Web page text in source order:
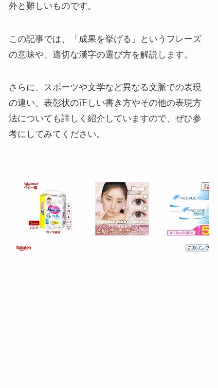
外と難しいものです。
この記事では、「成果を挙げる」というフレーズ
の意味や、適切な漢字の選び方を解説します。
さらに、スポーツや文学など異なる文脈での表現
の違い、表彰状の正しい書き方やその他の表現方
法についても詳しく紹介していますので、ぜひ参
考にしてみてください。